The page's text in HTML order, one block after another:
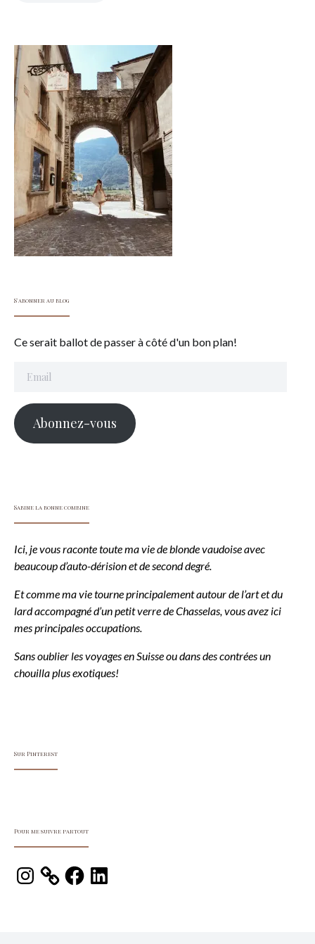
S'abonner au blog
Ce serait ballot de passer à côté d'un bon plan!
Abonnez-vous
Sabine la bonne combine
Ici, je vous raconte toute ma vie de blonde vaudoise avec
beaucoup d’auto-dérision et de second degré.
Et comme ma vie tourne principalement autour de l’art et du
lard accompagné d’un petit verre de Chasselas, vous avez ici
mes principales occupations.
Sans oublier les voyages en Suisse ou dans des contrées un
chouilla plus exotiques!
Sur Pinterest
Pour me suivre partout
Instagram FacebookLinkedIn